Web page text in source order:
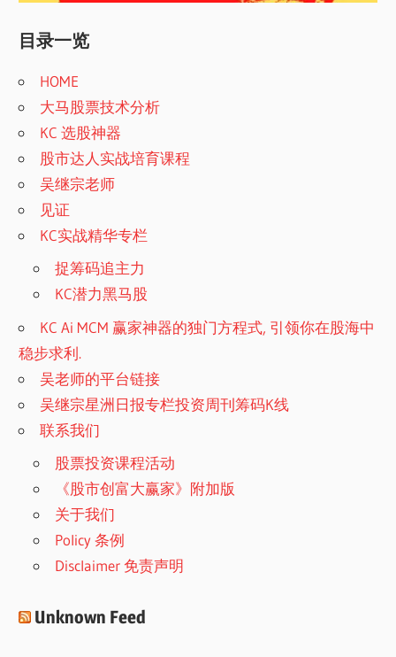
目录一览
HOME
大马股票技术分析
KC 选股神器
股市达人实战培育课程
吴继宗老师
见证
KC实战精华专栏
捉筹码追主力
KC潜力黑马股
KC Ai MCM 赢家神器的独门方程式, 引领你在股海中
稳步求利.
吴老师的平台链接
吴继宗星洲日报专栏投资周刊筹码K线
联系我们
股票投资课程活动
《股市创富大赢家》附加版
关于我们
Policy 条例
Disclaimer 免责声明
Unknown Feed